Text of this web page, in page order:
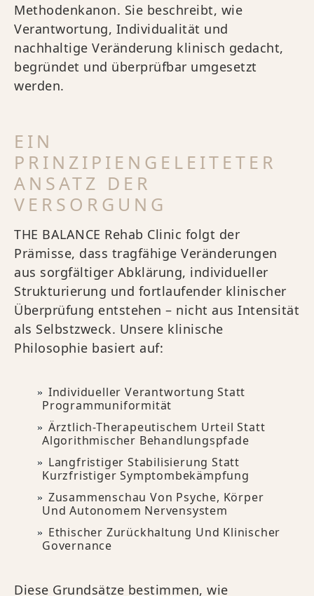
Methodenkanon. Sie beschreibt, wie
Verantwortung, Individualität und
nachhaltige Veränderung klinisch gedacht,
begründet und überprüfbar umgesetzt
werden.
EIN
PRINZIPIENGELEITETER
ANSATZ DER
VERSORGUNG
THE BALANCE Rehab Clinic folgt der
Prämisse, dass tragfähige Veränderungen
aus sorgfältiger Abklärung, individueller
Strukturierung und fortlaufender klinischer
Überprüfung entstehen – nicht aus Intensität
als Selbstzweck. Unsere klinische
Philosophie basiert auf:
Individueller Verantwortung Statt
Programmuniformität
Ärztlich-Therapeutischem Urteil Statt
Algorithmischer Behandlungspfade
Langfristiger Stabilisierung Statt
Kurzfristiger Symptombekämpfung
Zusammenschau Von Psyche, Körper
Und Autonomem Nervensystem
Ethischer Zurückhaltung Und Klinischer
Governance
Diese Grundsätze bestimmen, wie